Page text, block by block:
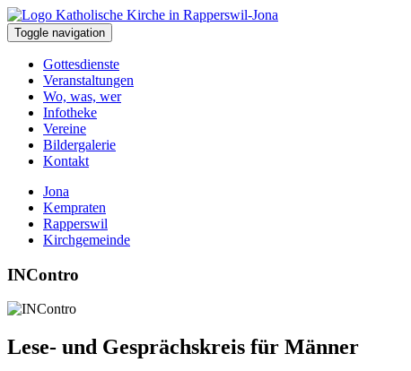
Toggle navigation
Gottesdienste
Veranstaltungen
Wo, was, wer
Infotheke
Vereine
Bildergalerie
Kontakt
Jona
Kempraten
Rapperswil
Kirchgemeinde
INContro
Lese- und Gesprächskreis für Männer